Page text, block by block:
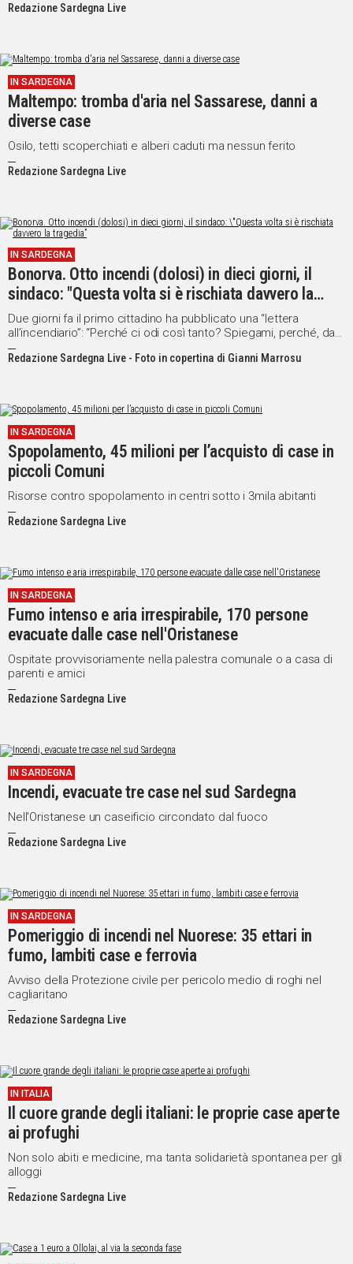
Redazione Sardegna Live
IN SARDEGNA
Maltempo: tromba d'aria nel Sassarese, danni a
diverse case
Osilo, tetti scoperchiati e alberi caduti ma nessun ferito
Redazione Sardegna Live
IN SARDEGNA
Bonorva. Otto incendi (dolosi) in dieci giorni, il
sindaco: "Questa volta si è rischiata davvero la
tragedia”
Due giorni fa il primo cittadino ha pubblicato una “lettera
all’incendiario”: “Perché ci odi così tanto? Spiegami, perché, da
settimane, cerchi di distruggerci”
Redazione Sardegna Live - Foto in copertina di Gianni Marrosu
IN SARDEGNA
Spopolamento, 45 milioni per l’acquisto di case in
piccoli Comuni
Risorse contro spopolamento in centri sotto i 3mila abitanti
Redazione Sardegna Live
IN SARDEGNA
Fumo intenso e aria irrespirabile, 170 persone
evacuate dalle case nell'Oristanese
Ospitate provvisoriamente nella palestra comunale o a casa di
parenti e amici
Redazione Sardegna Live
IN SARDEGNA
Incendi, evacuate tre case nel sud Sardegna
Nell'Oristanese un caseificio circondato dal fuoco
Redazione Sardegna Live
IN SARDEGNA
Pomeriggio di incendi nel Nuorese: 35 ettari in
fumo, lambiti case e ferrovia
Avviso della Protezione civile per pericolo medio di roghi nel
cagliaritano
Redazione Sardegna Live
IN ITALIA
Il cuore grande degli italiani: le proprie case aperte
ai profughi
Non solo abiti e medicine, ma tanta solidarietà spontanea per gli
alloggi
Redazione Sardegna Live